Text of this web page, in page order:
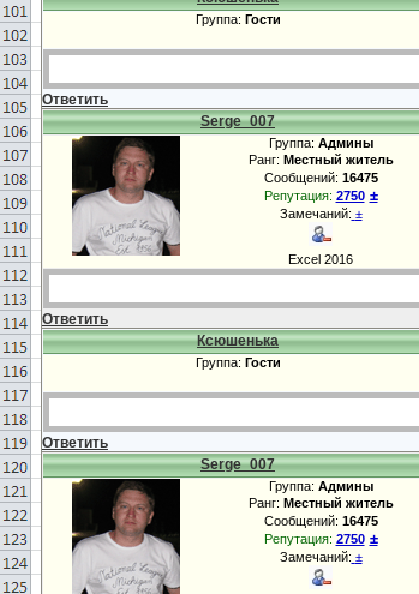
Группа: Гости
Ответить
Serge_007
Группа: Админы
Ранг: Местный житель
Сообщений: 16475
Репутация: 2750 ±
Замечаний: ±
Excel 2016
Ответить
Ксюшенька
Группа: Гости
Ответить
Serge_007
Группа: Админы
Ранг: Местный житель
Сообщений: 16475
Репутация: 2750 ±
Замечаний: ±